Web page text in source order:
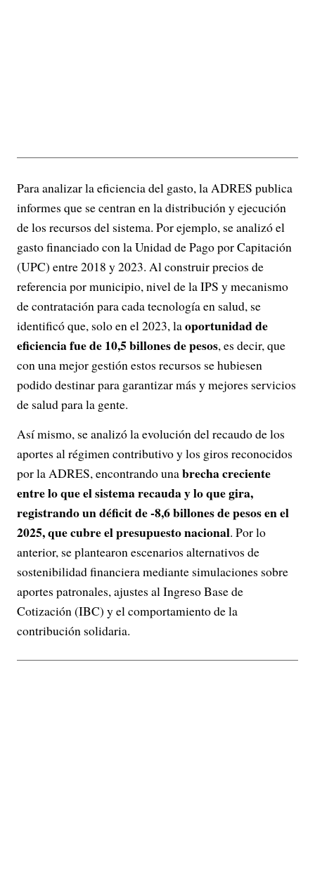
Para analizar la eficiencia del gasto, la ADRES publica
informes que se centran en la distribución y ejecución
de los recursos del sistema. Por ejemplo, se analizó el
gasto financiado con la Unidad de Pago por Capitación
(UPC) entre 2018 y 2023. Al construir precios de
referencia por municipio, nivel de la IPS y mecanismo
de contratación para cada tecnología en salud, se
identificó que, solo en el 2023, laoportunidad de
eficiencia fue de 10,5 billones de pesos, es decir, que
con una mejor gestión estos recursos se hubiesen
podido destinar para garantizar más y mejores servicios
de salud para la gente.
Así mismo, se analizó la evolución del recaudo de los
aportes al régimen contributivo y los giros reconocidos
por la ADRES, encontrando unabrecha creciente
entre lo que el sistema recauda y lo que gira,
registrando un déficit de -8,6 billones de pesos en el
2025, que cubre el presupuesto nacional. Por lo
anterior, se plantearon escenarios alternativos de
sostenibilidad financiera mediante simulaciones sobre
aportes patronales, ajustes al Ingreso Base de
Cotización (IBC) y el comportamiento de la
contribución solidaria.